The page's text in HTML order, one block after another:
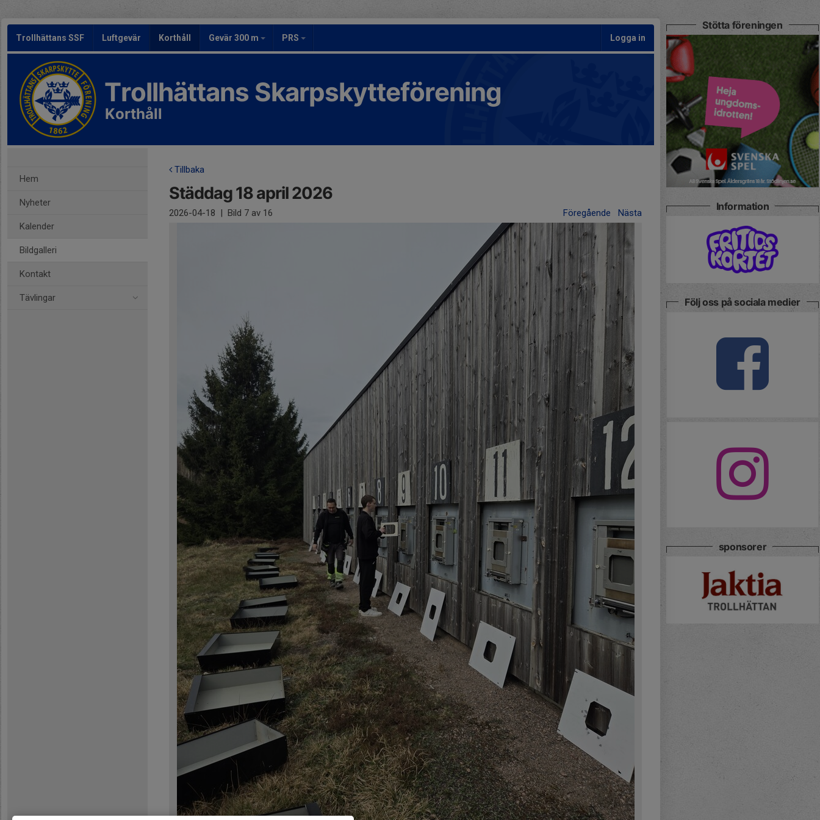
Trollhättans SSF Luftgevär Korthåll Gevär 300 m PRS Logga in
Trollhättans Skarpskytteförening
Korthåll
Hem
Nyheter
Kalender
Bildgalleri
Kontakt
Tävlingar
Tillbaka
Städdag 18 april 2026
2026-04-18 | Bild 7 av 16 Föregående Nästa
Stötta föreningen
Information
Följ oss på sociala medier
sponsorer